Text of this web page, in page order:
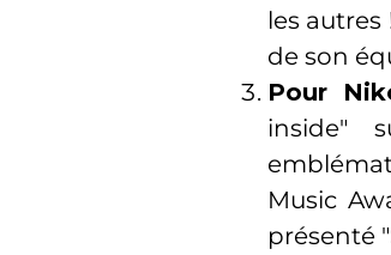
les
de son
Pour
inside"
Music
présenté